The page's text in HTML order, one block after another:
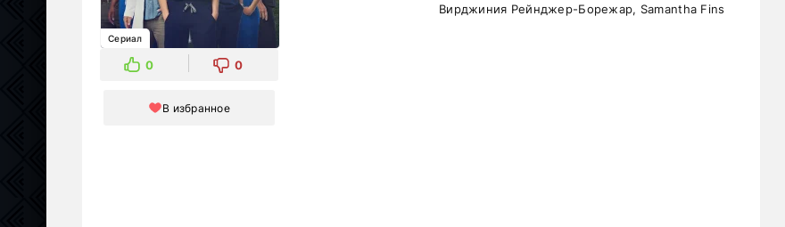
Сериал
0 0
В избранное
Вирджиния Рейнджер-Борежар, Samantha Fins